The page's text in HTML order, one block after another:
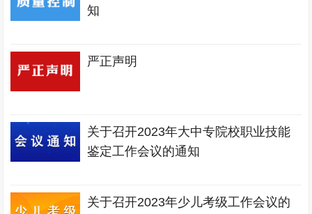
知
严正声明
关于召开2023年大中专院校职业技能
鉴定工作会议的通知
关于召开2023年少儿考级工作会议的